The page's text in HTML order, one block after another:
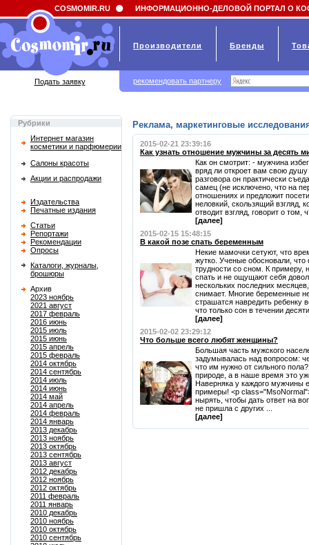
Field 'news_title' doesn't have a default value
Рубрики
Интернет магазин
косметики и парфюмерии
Салоны красоты
Акции и распродажи
Издательства
Печатные издания
Статьи
Репортажи
Рекомендации
Опросы
Каталоги, журналы,
брошюры
Архив
2023 ноябрь
2021 август
2017 февраль
2016 июнь
2015 июль
2015 июнь
2015 апрель
2015 февраль
2014 октябрь
2014 сентябрь
2014 июль
2014 июнь
2014 май
2014 апрель
2014 февраль
2014 январь
2013 декабрь
2013 ноябрь
2013 октябрь
2013 сентябрь
2013 август
2012 декабрь
2012 ноябрь
2012 октябрь
2011 февраль
2011 январь
2010 декабрь
2010 ноябрь
2010 октябрь
2010 сентябрь
Реклама, маркетинговые
2015-02-21 23:39:16
Как узнать отношение мужчины за десять
Как он смотрит: - мужчина
вряд ли откроет вам свою
разговора он практически
самец (не исключено, что на
отношениях и предложит
неловкий, скользящий взгляд,
отводит взгляд, говорит о том,
[далее]
2015-02-15 15:48:15
В какой позе спать беременным
Некие мамочки сетуют, что
жутко. Ученые обосновали,
трудности со сном. К примеру,
спать и не ощущают себя
нескольких последних
снимает. Многие беременные
страшатся навредить ребенку
что только сон в течении
[далее]
2015-02-02 23:29:12
Что больше всего любят женщины?
Большая часть мужского
задумывалась над вопросом:
что им нужно от сильного
природе, а в наше время это
Наверняка у каждого мужчины
примеры! <p
нырять, чтобы дать ответ на
не пришла с других ...
[далее]
COSMOMIR.RU ИНФОРМАЦИОННО-ДЕЛОВОЙ ПОРТАЛ О
Производители Бренды
Подать заявку рекомендовать партнеру